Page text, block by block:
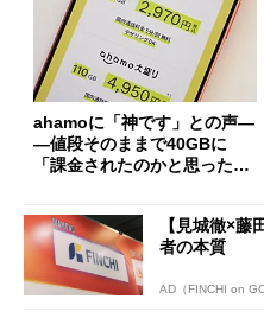
ahamoに「神です」との声―
―値段そのままで40GBに
「課金されたのかと思った」
【見城徹×藤
者の本質
AD（FINCHI on